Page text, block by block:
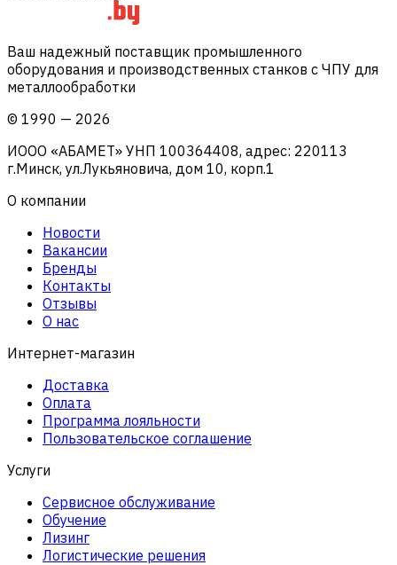
Ваш надежный поставщик промышленного
оборудования и производственных станков с ЧПУ для
металлообработки
© 1990 — 2026
ИООО «АБАМЕТ» УНП 100364408, адрес: 220113
г.Минск, ул.Лукьяновича, дом 10, корп.1
О компании
Новости
Вакансии
Бренды
Контакты
Отзывы
О нас
Интернет-магазин
Доставка
Оплата
Программа лояльности
Пользовательское соглашение
Услуги
Сервисное обслуживание
Обучение
Лизинг
Логистические решения